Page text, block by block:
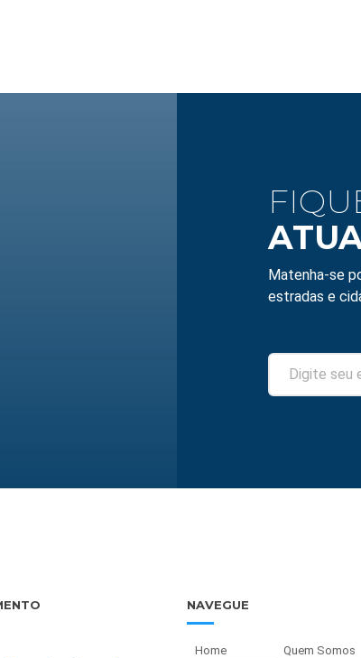
Matenha-se
estradas e
NAVEGUE
Home
Quem Somos